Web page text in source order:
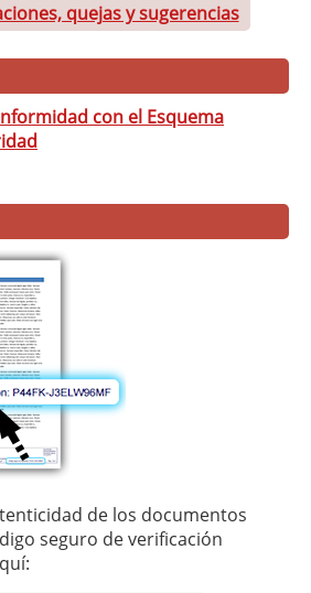
quejas y sugerencias
con el Esquema
de los documentos
seguro de verificación